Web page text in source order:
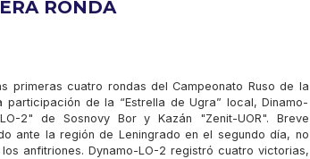
RONDA
primeras cuatro rondas del Campeonato Ruso de la
de la “Estrella de Ugra” local, Dinamo-
2" de Sosnovy Bor y Kazán "Zenit-UOR". Breve
ante la región de Leningrado en el segundo día, no
anfitriones. Dynamo-LO-2 registró cuatro victorias,